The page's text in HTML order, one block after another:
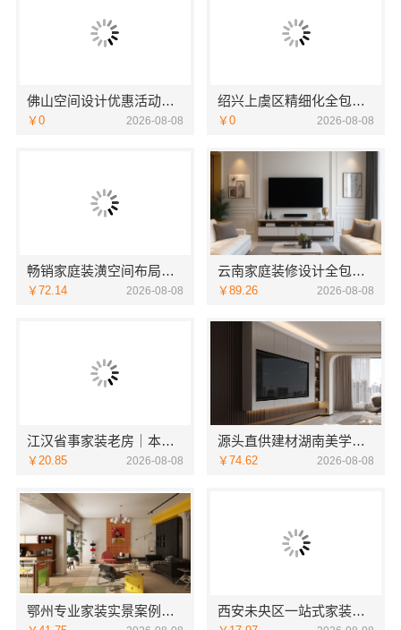
佛山空间设计优惠活动售后无忧广东鼎饰空间装饰工程有限公司
￥0 2026-08-08
绍兴上虞区精细化全包质量有保障，绍兴卓鑫装饰材料有限公司放心之选
￥0 2026-08-08
畅销家庭装潢空间布局大概报价——浙江乐享新材料有限公司
￥72.14 2026-08-08
云南家庭装修设计全包价格，云南至高新型建材有限公司
￥89.26 2026-08-08
江汉省事家装老房｜本地快装（湖北）科技有限公司老房翻新快速交付服务
￥20.85 2026-08-08
源头直供建材湖南美学筑家建材商铺装修，性价比之选
￥74.62 2026-08-08
鄂州专业家装实景案例，百年米莱品质见证 西安未央区一站式家装设计刚需房售后完善-居安天成（西安）建筑工程有限责任公司